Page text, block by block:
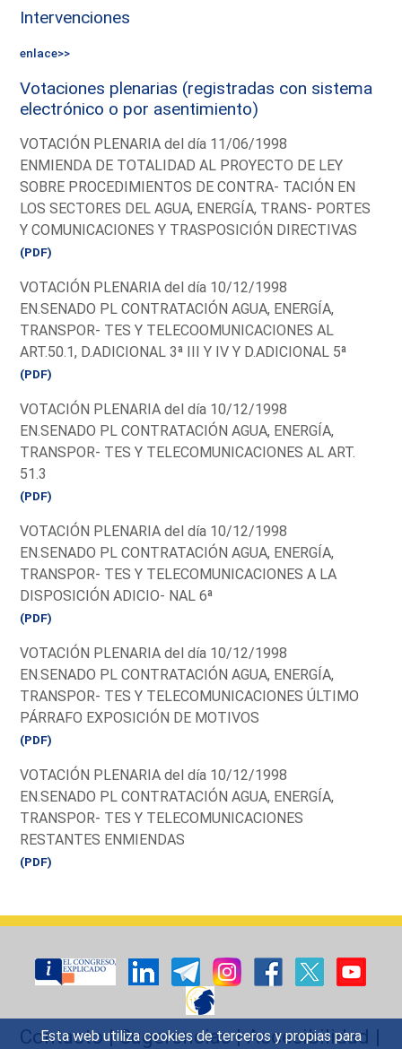
Esta web utiliza cookies de terceros y propias para
Intervenciones
enlace>>
Votaciones plenarias (registradas con sistema
electrónico o por asentimiento)
VOTACIÓN PLENARIA del día 11/06/1998
ENMIENDA DE TOTALIDAD AL PROYECTO DE LEY
SOBRE PROCEDIMIENTOS DE CONTRA- TACIÓN EN
LOS SECTORES DEL AGUA, ENERGÍA, TRANS- PORTES
Y COMUNICACIONES Y TRASPOSICIÓN DIRECTIVAS
(PDF)
VOTACIÓN PLENARIA del día 10/12/1998
EN.SENADO PL CONTRATACIÓN AGUA, ENERGÍA,
TRANSPOR- TES Y TELECOOMUNICACIONES AL
ART.50.1, D.ADICIONAL 3ª III Y IV Y D.ADICIONAL 5ª
(PDF)
VOTACIÓN PLENARIA del día 10/12/1998
EN.SENADO PL CONTRATACIÓN AGUA, ENERGÍA,
TRANSPOR- TES Y TELECOMUNICACIONES AL ART.
51.3
(PDF)
VOTACIÓN PLENARIA del día 10/12/1998
EN.SENADO PL CONTRATACIÓN AGUA, ENERGÍA,
TRANSPOR- TES Y TELECOMUNICACIONES A LA
DISPOSICIÓN ADICIO- NAL 6ª
(PDF)
VOTACIÓN PLENARIA del día 10/12/1998
EN.SENADO PL CONTRATACIÓN AGUA, ENERGÍA,
TRANSPOR- TES Y TELECOMUNICACIONES ÚLTIMO
PÁRRAFO EXPOSICIÓN DE MOTIVOS
(PDF)
VOTACIÓN PLENARIA del día 10/12/1998
EN.SENADO PL CONTRATACIÓN AGUA, ENERGÍA,
TRANSPOR- TES Y TELECOMUNICACIONES
RESTANTES ENMIENDAS
(PDF)
Contacto|Sugerencias|Accesibilidad |